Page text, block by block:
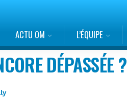
ACTU OM L’ÉQUIPE
DÉPASSÉE ?